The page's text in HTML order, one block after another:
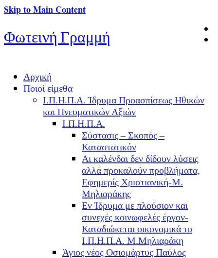
Skip to Main Content
Φωτεινή Γραμμή
Αρχική
Ποιοί είμεθα
Ι.Π.Η.Π.Α. Ίδρυμα Προασπίσεως Ηθικών
και Πνευματικών Αξιών
Ι.Π.Η.Π.Α.
Σύστασις – Σκοπός –
Καταστατικόν
Αι καλένδαι δεν δίδουν λύσεις
αλλά προκαλούν προβλήματα,
Εφημερίς Χριστιανική-Μ.
Μηλιαράκης
Εν Ίδρυμα με πλούσιον και
συνεχές κοινωφελές έργον-
Καταδιώκεται οικονομικά το
Ι.Π.Η.Π.Α. Μ.Μηλιαράκη
Άγιος νέος Οσιομάρτυς Παύλος